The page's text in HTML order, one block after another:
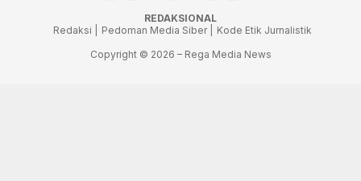
REDAKSIONAL
Redaksi |
Pedoman Media Siber |
Kode Etik Jurnalistik
Copyright © 2026 – Rega Media News